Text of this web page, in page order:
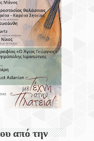
Και Η
Γωνιά Του
από την